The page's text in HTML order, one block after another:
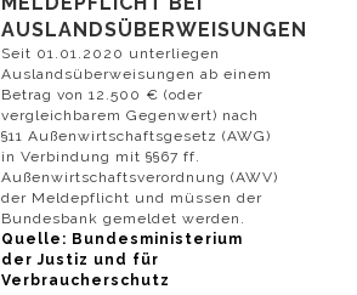
AUSLANDSÜBERWEISUNGEN
Seit 01.01.2020 unterliegen
Auslandsüberweisungen ab einem
Betrag von 12.500 € (oder
vergleichbarem Gegenwert) nach
§11 Außenwirtschaftsgesetz (AWG)
in Verbindung mit §§67 ff.
Außenwirtschaftsverordnung (AWV)
der Meldepflicht und müssen der
Bundesbank gemeldet werden.
Quelle: Bundesministerium
der Justiz und für
Verbraucherschutz